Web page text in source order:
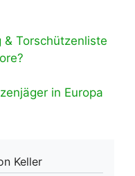
Torschützenliste
in Europa
Keller